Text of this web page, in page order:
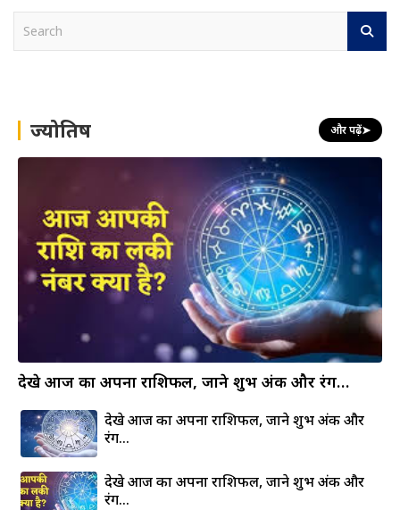
h ज्योतिष और पढ़ें➤
देखे आज का अपना राशिफल, जाने शुभ अंक और रंग…
देखे आज का अपना राशिफल, जाने शुभ अंक और
रंग…
देखे आज का अपना राशिफल, जाने शुभ अंक और
रंग…